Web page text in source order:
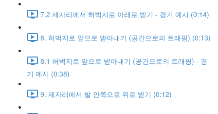
7.2 제자리에서 허벅지로 아래로 받기 - 경기 예시 (0:14)
8. 허벅지로 앞으로 받아내기 (공간으로의 트래핑) (0:13)
8.1 허벅지로 앞으로 받아내기 (공간으로의 트래핑) - 경
기 예시 (0:38)
9. 제자리에서 발 안쪽으로 위로 받기 (0:12)